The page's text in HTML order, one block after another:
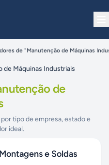
de "Manutenção de Máquinas
de Máquinas Industriais
de
tipo de empresa, estado e
ideal.
e Soldas